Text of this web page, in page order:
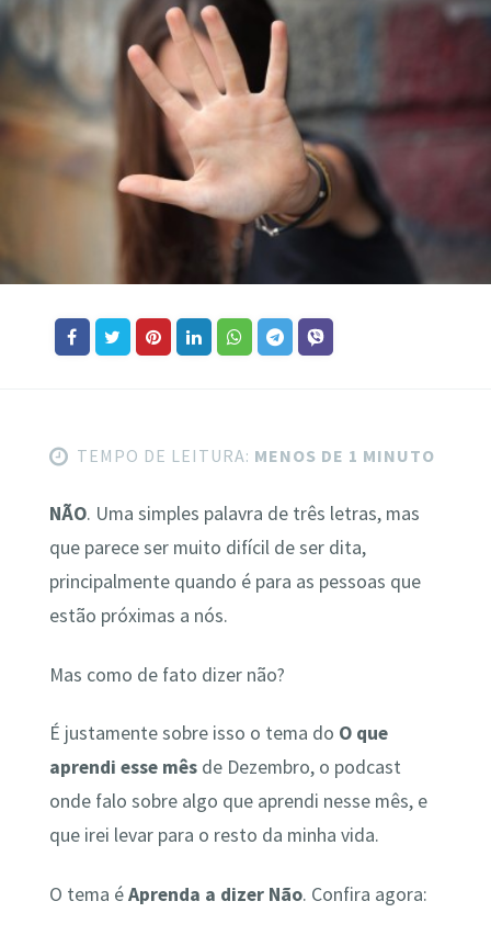
TEMPO DE LEITURA: MENOS DE 1 MINUTO
NÃO. Uma simples palavra de três letras, mas
que parece ser muito difícil de ser dita,
principalmente quando é para as pessoas que
estão próximas a nós.
Mas como de fato dizer não?
É justamente sobre isso o tema do O que
aprendi esse mêsde Dezembro, o podcast
onde falo sobre algo que aprendi nesse mês, e
que irei levar para o resto da minha vida.
O tema éAprenda a dizer Não. Confira agora: